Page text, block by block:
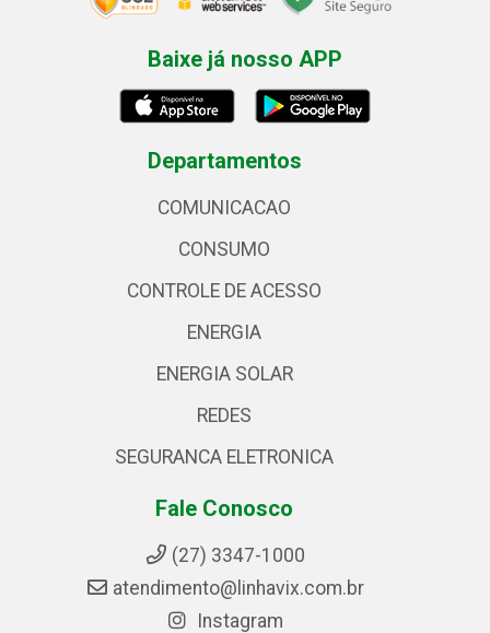
Baixe já nosso APP
Departamentos
COMUNICACAO
CONSUMO
CONTROLE DE ACESSO
ENERGIA
ENERGIA SOLAR
REDES
SEGURANCA ELETRONICA
Fale Conosco
(27) 3347-1000
atendimento@linhavix.com.br
Instagram